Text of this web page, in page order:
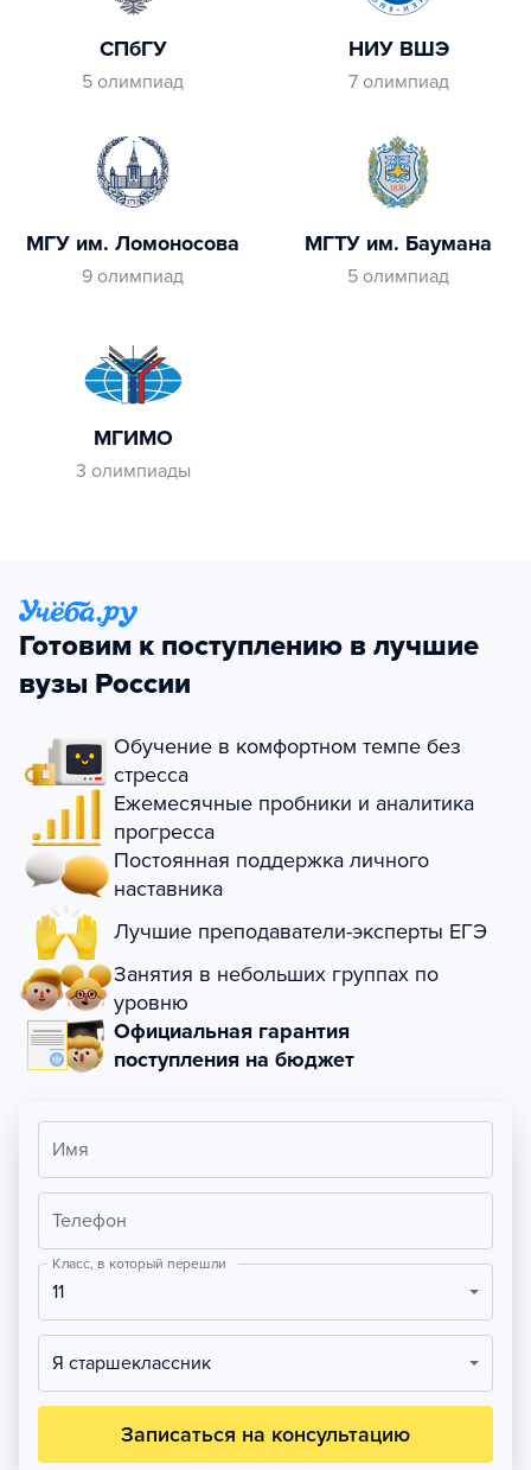
СПбГУ
5 олимпиад
НИУ ВШЭ
7 олимпиад
МГУ им. Ломоносова
9 олимпиад
МГТУ им. Баумана
5 олимпиад
МГИМО
3 олимпиады
Готовим к поступлению в лучшие
вузы России
Обучение в комфортном темпе без
стресса
Ежемесячные пробники и аналитика
прогресса
Постоянная поддержка личного
наставника
Лучшие преподаватели-эксперты ЕГЭ
Занятия в небольших группах по
уровню
Официальная гарантия
поступления на бюджет
Имя
Телефон
Класс, в который перешли
11
Я старшеклассник
Записаться на консультацию